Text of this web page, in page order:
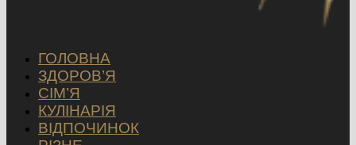
ГОЛОВНА
ЗДОРОВ’Я
СІМ’Я
КУЛІНАРІЯ
ВІДПОЧИНОК